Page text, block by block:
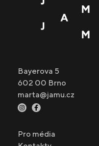
Bayerova 5
602 00 Brno
marta@jamu.cz
Pro média